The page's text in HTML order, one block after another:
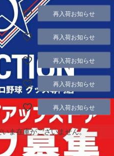
再入荷お知らせ
再入荷お知らせ
再入荷お知らせ
再入荷お知らせ
再入荷お知らせ
ま在庫がございません。